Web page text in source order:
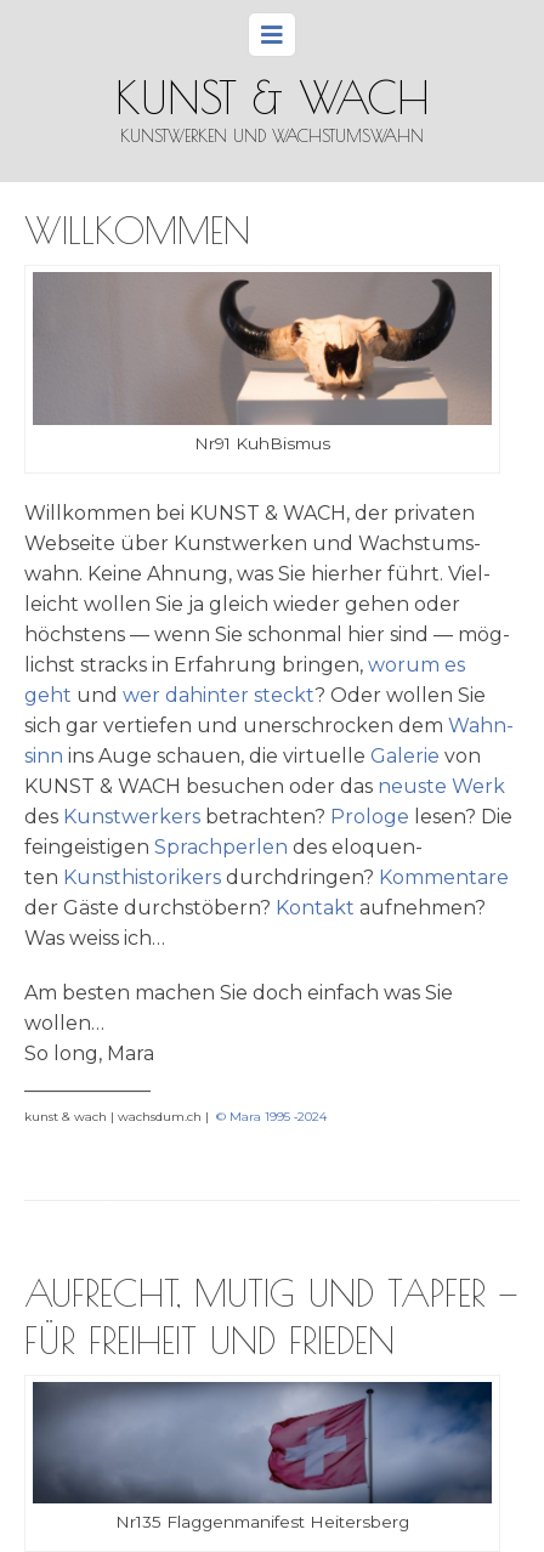
KUNST & WACH
KUNSTWERKEN UND WACHSTUMSWAHN
WILLKOMMEN
Nr91 Kuh­Bis­mus
Will­kom­men bei KUNST & WACH, der pri­va­ten
Web­sei­te über Kunst­wer­ken und Wachstums­
wahn. Kei­ne Ahnung, was Sie hier­her führt. Viel­
leicht wol­len Sie ja gleich wie­der gehen oder
höchs­tens — wenn Sie schon­mal hier sind — mög­
lichst stracks in Erfah­rung brin­gen, wor­um es
geht und wer dahin­ter steckt? Oder wol­len Sie
sich gar ver­tie­fen und uner­schrocken dem Wahn­
sinn ins Auge schau­en, die vir­tu­el­le Gale­rie von
KUNST & WACH besu­chen oder das neu­ste Werk
des Kunst­wer­kers betrach­ten? Pro­lo­ge lesen? Die
fein­gei­sti­gen Sprach­per­len des elo­quen­
ten Kunsthistori­­kers durch­drin­gen? Kom­men­ta­re
der Gäste durch­stö­bern? Kon­takt auf­neh­men?
Was weiss ich…
Am besten machen Sie doch ein­fach was Sie
wollen…
So long, Mara
kunst & wach | wachsdum.ch | © Mara 1995 ‑2024
AUFRECHT, MUTIG UND TAPFER —
FÜR FREIHEIT UND FRIEDEN
Nr135 Flag­gen­ma­ni­fest Heitersberg